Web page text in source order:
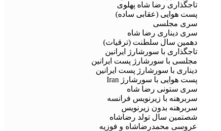
تاجگذاری رضا شاه پهلوی
پست هوایی (عقابی ساده)
سری مجلسی
سری دیناری رضا شاه
دهمین سال سلطنت (ترقیات)
تاجگذاری با سورشارژ ایرانین
مجلسی با سورشارژ پست ایرانین
دیناری با سورشارژ پست ایرانین
پست هوایی با سورشارژ Iran
سری ستونی رضا شاه
سربرهنه با زیرنویس فرانسه
سربرهنه بدون زیرنویس
شصتمین سال تولد رضاشاه
عروسی محمدرضاشاه و فوزیه